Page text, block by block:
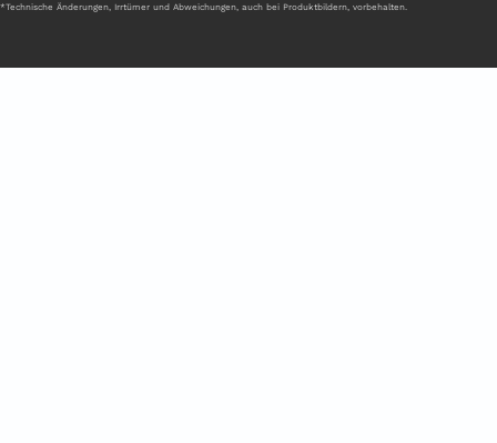
*Technische Änderungen, Irrtümer und Abweichungen, auch bei Produktbildern, vorbehalten.